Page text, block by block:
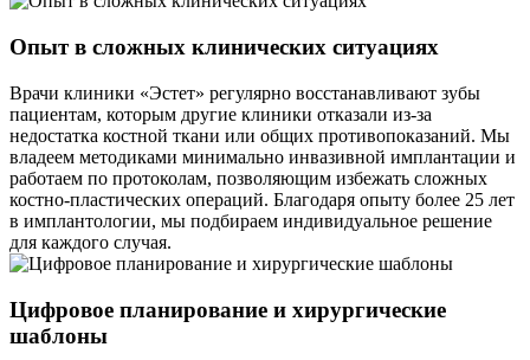
Опыт в сложных клинических ситуациях
Врачи клиники «Эстет» регулярно восстанавливают зубы
пациентам, которым другие клиники отказали из-за
недостатка костной ткани или общих противопоказаний. Мы
владеем методиками минимально инвазивной имплантации и
работаем по протоколам, позволяющим избежать сложных
костно-пластических операций. Благодаря опыту более 25 лет
в имплантологии, мы подбираем индивидуальное решение
для каждого случая.
Цифровое планирование и хирургические
шаблоны